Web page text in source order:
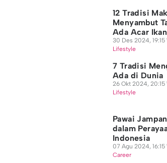
12 Tradisi
Menyambut
Ada Acar Ikan
30 Des 2024, 19:15
Lifestyle
7 Tradisi
Ada di Dunia
26 Okt 2024, 20:15
Lifestyle
Pawai
dalam
Indonesia
07 Agu 2024, 16:15
Career